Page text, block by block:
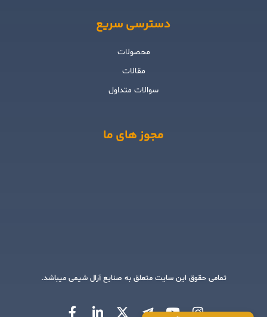
دسترسی سریع
محصولات
مقالات
سوالات متداول
مجوز های ما
تمامی حقوق این سایت متعلق به صنایع آرال شیمی میباشد.